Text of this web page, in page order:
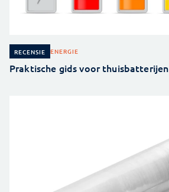
RECENSIE ENERGIE
Praktische gids voor thuisbatterijen